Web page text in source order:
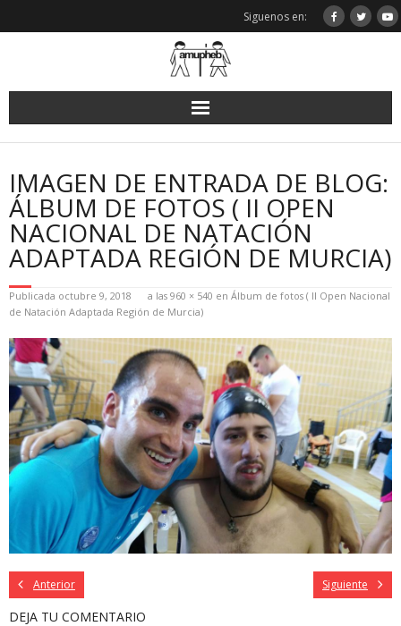
Siguenos en:
IMAGEN DE ENTRADA DE BLOG:
ÁLBUM DE FOTOS ( II OPEN
NACIONAL DE NATACIÓN
ADAPTADA REGIÓN DE MURCIA)
Publicada octubre 9, 2018 a las 960 × 540 en Álbum de fotos ( II Open Nacional
de Natación Adaptada Región de Murcia)
Anterior Siguiente
DEJA TU COMENTARIO